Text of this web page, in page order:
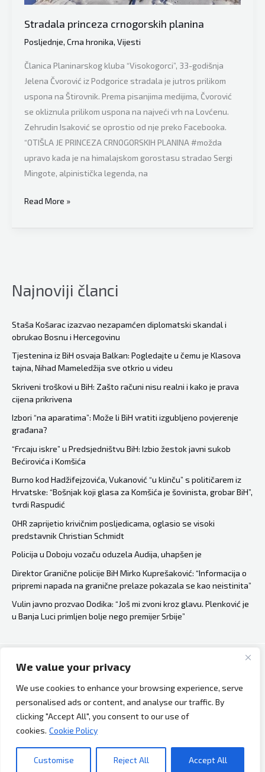
We value your privacy
We use cookies to enhance your browsing experience, serve
personalised ads or content, and analyse our traffic. By
clicking "Accept All", you consent to our use of
cookies. Cookie Policy
Customise Reject All Accept All
Stradala princeza crnogorskih planina
Posljednje, Crna hronika, Vijesti
Članica Planinarskog kluba “Visokogorci”, 33-godišnja
Jelena Čvorović iz Podgorice stradala je jutros prilikom
uspona na Štirovnik. Prema pisanjima medijima, Čvorović
se okliznula prilikom uspona na najveći vrh na Lovćenu.
Zehrudin Isaković se oprostio od nje preko Facebooka.
“OTIŠLA JE PRINCEZA CRNOGORSKIH PLANINA #možda
upravo kada je na himalajskom gorostasu stradao Sergi
Mingote, alpinistička legenda, na
Stradala
crnogorskih
Read More »
Najnoviji članci
Staša Košarac izazvao nezapamćen diplomatski skandal i
obrukao Bosnu i Hercegovinu
Tjestenina iz BiH osvaja Balkan: Pogledajte u čemu je Klasova
tajna, Nihad Mameledžija sve otkrio u videu
Skriveni troškovi u BiH: Zašto računi nisu realni i kako je prava
cijena prikrivena
Izbori “na aparatima”: Može li BiH vratiti izgubljeno povjerenje
građana?
“Frcaju iskre” u Predsjedništvu BiH: Izbio žestok javni sukob
Bećirovića i Komšića
Burno kod Hadžifejzovića, Vukanović “u klinču” s političarem iz
Hrvatske: “Bošnjak koji glasa za Komšića je šovinista, grobar BiH”,
tvrdi Raspudić
OHR zaprijetio krivičnim posljedicama, oglasio se visoki
predstavnik Christian Schmidt
Policija u Doboju vozaču oduzela Audija, uhapšen je
Direktor Granične policije BiH Mirko Kuprešaković: “Informacija o
pripremi napada na granične prelaze pokazala se kao neistinita”
Vulin javno prozvao Dodika: “Još mi zvoni kroz glavu. Plenković je
u Banja Luci primljen bolje nego premijer Srbije”
Copyright © 2026 Bh Dijaspora.
O nama
Marketing
Uslovi korištenja